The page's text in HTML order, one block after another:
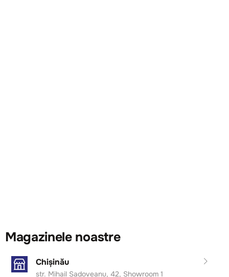
Magazinele noastre
Chișinău
str. Mihail Sadoveanu, 42, Showroom 1